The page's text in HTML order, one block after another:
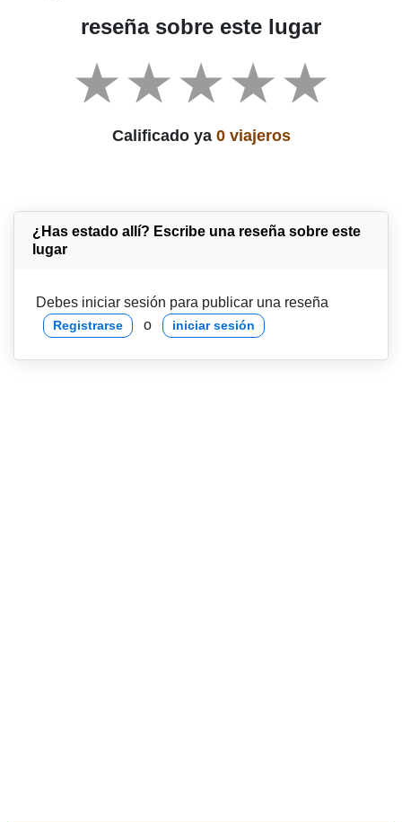
reseña sobre este lugar
Calificado ya 0 viajeros
¿Has estado allí? Escribe una reseña sobre este
lugar
Debes iniciar sesión para publicar una reseña
Registrarse o iniciar sesión